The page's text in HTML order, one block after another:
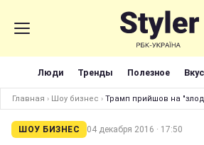
Люди Тренды Полезное
Главная › Шоу бизнес › Трамп прийшов на
ШОУ БИЗНЕС 04 декабря 2016 · 17:50